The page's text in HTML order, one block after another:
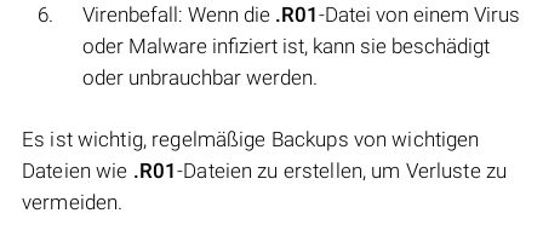
Virenbefall: Wenn die .R01-Datei von einem Virus
oder Malware infiziert ist, kann sie beschädigt
oder unbrauchbar werden.
Es ist wichtig, regelmäßige Backups von wichtigen
Dateien wie .R01-Dateien zu erstellen, um Verluste zu
vermeiden.